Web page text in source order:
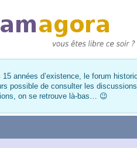
15 années d’existence, le forum
possible de consulter les
on se retrouve là-bas… 😉